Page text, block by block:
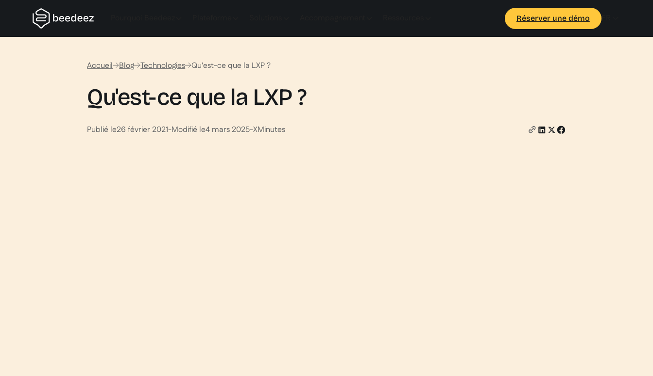
Réserver une démo FR
Accueil Blog Technologies Qu'est-ce que la LXP ?
Qu'est-ce que la LXP ?
Publié le26 février 2021-Modifié le4 mars 2025-XMinutes